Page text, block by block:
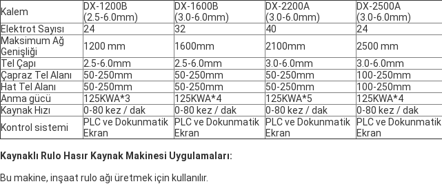
Kalem
DX-1200B
(2.5-6.0mm)
DX-1600B
(3.0-6.0mm)
DX-2200A
(3.0-6.0mm)
DX-2500A
(3.0-6.0mm)
Elektrot Sayısı
24 32 40
24
Maksimum Ağ
Genişliği
1200 mm 1600mm 2100mm
2500 mm
Tel Çapı
2.5-6.0mm 2.5-6.0mm 3.0-6.0mm
3.0-6.0mm
Çapraz Tel Alanı
50-250mm 50-250mm 50-250mm
100-250mm
Hat Tel Alanı
50-250mm 50-250mm 50-250mm
100-250mm
Anma gücü
125KWA*3 125KWA*4 125KWA*5
125KWA*4
Kaynak Hızı
0-80 kez / dak 0-80 kez / dak 0-80 kez / dak
0-80 kez / dak
Kontrol sistemi
PLC ve Dokunmatik
Ekran
PLC ve Dokunmatik
Ekran
PLC ve Dokunmatik
Ekran
PLC ve Dokunmatik
Ekran
Kaynaklı Rulo Hasır Kaynak Makinesi Uygulamaları:
Bu makine, inşaat rulo ağı üretmek için kullanılır.